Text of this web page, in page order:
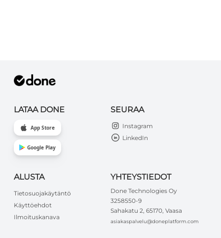
LATAA DONE
App Store
Google Play
SEURAA
Instagram
LinkedIn
ALUSTA
Tietosuojakäytäntö
Käyttöehdot
Ilmoituskanava
YHTEYSTIEDOT
Done Technologies Oy
3258550-9
Sahakatu 2, 65170, Vaasa
asiakaspalvelu@doneplatform.com